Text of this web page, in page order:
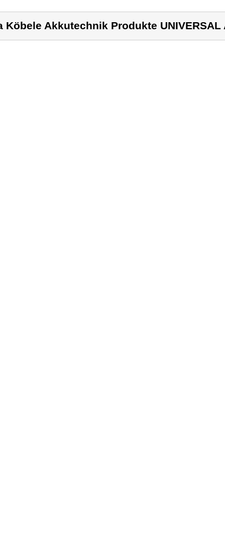
Köbele Akkutechnik Produkte UNIVERSAL